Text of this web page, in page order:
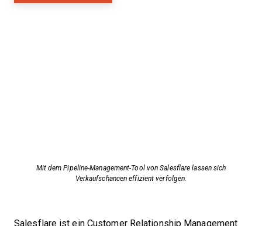
Mit dem Pipeline-Management-Tool von Salesflare lassen sich
Verkaufschancen effizient verfolgen.
Salesflare ist ein Customer Relationship Management